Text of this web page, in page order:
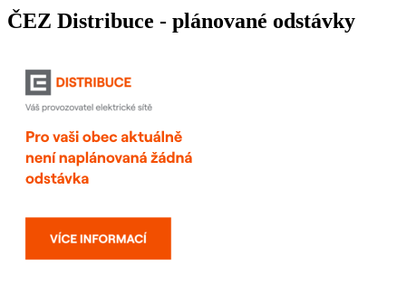
ČEZ Distribuce - plánované odstávky